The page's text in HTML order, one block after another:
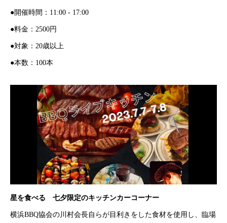
●開催時間：11:00 - 17:00
●料金：2500円
●対象：20歳以上
●本数：100本
星を食べる 七夕限定のキッチンカーコーナー
横浜BBQ協会の川村会長自らが目利きをした食材を使用し、臨場